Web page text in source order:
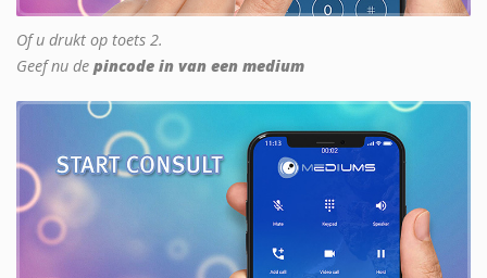
Of u drukt op toets 2.
Geef nu de pincode in van een medium